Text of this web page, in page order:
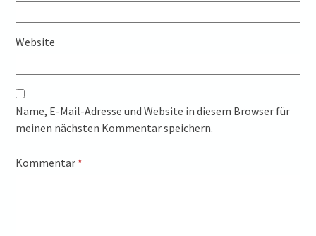
Website
Name, E-Mail-Adresse und Website in diesem Browser für
meinen nächsten Kommentar speichern.
Kommentar *